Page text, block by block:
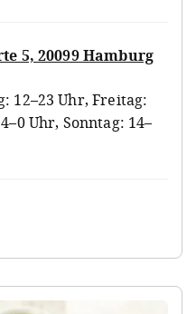
5, 20099 Hamburg
12–23 Uhr, Freitag:
Uhr, Sonntag: 14–